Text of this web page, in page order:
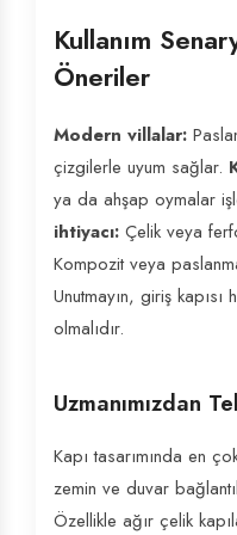
Kullanım
Öneriler
Modern villalar:
çizgilerle uyum sağlar.
ya da ahşap oymalar
ihtiyacı: Çelik veya
Kompozit veya
Unutmayın, giriş
olmalıdır.
Uzmanımızdan
Kapı tasarımında en
zemin ve duvar
Özellikle ağır çelik